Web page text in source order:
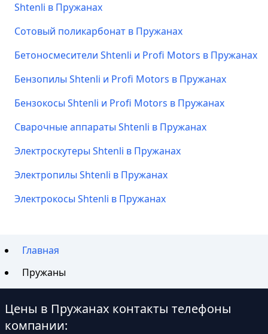
Shtenli в Пружанах
Сотовый поликарбонат в Пружанах
Бетоносмесители Shtenli и Profi Motors в Пружанах
Бензопилы Shtenli и Profi Motors в Пружанах
Бензокосы Shtenli и Profi Motors в Пружанах
Сварочные аппараты Shtenli в Пружанах
Электроскутеры Shtenli в Пружанах
Электропилы Shtenli в Пружанах
Электрокосы Shtenli в Пружанах
Главная
Пружаны
Цены в Пружанах контакты телефоны
компании: